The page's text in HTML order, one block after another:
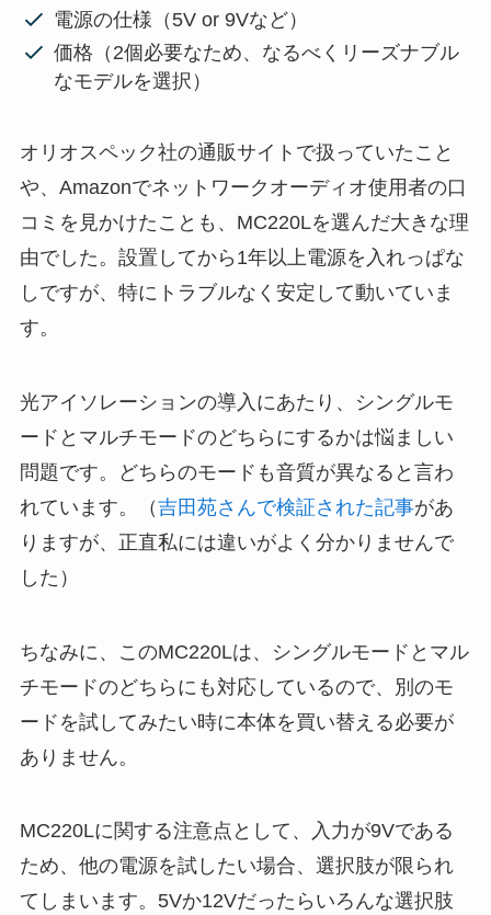
電源の仕様（5V or 9Vなど）
価格（2個必要なため、なるべくリーズナブル
なモデルを選択）
オリオスペック社の通販サイトで扱っていたこと
や、Amazonでネットワークオーディオ使用者の口
コミを見かけたことも、MC220Lを選んだ大きな理
由でした。設置してから1年以上電源を入れっぱな
しですが、特にトラブルなく安定して動いていま
す。
光アイソレーションの導入にあたり、シングルモ
ードとマルチモードのどちらにするかは悩ましい
問題です。どちらのモードも音質が異なると言わ
れています。（吉田苑さんで検証された記事があ
りますが、正直私には違いがよく分かりませんで
した）
ちなみに、このMC220Lは、シングルモードとマル
チモードのどちらにも対応しているので、別のモ
ードを試してみたい時に本体を買い替える必要が
ありません。
MC220Lに関する注意点として、入力が9Vである
ため、他の電源を試したい場合、選択肢が限られ
てしまいます。5Vか12Vだったらいろんな選択肢